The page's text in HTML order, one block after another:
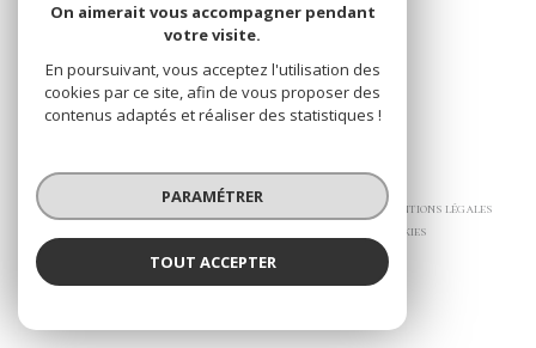
© 2026 | Tous droits réservés
Nos honoraires
Nos partenaires
Mentions légales
Cookies
On aimerait vous accompagner pendant
votre visite.
En poursuivant, vous acceptez l'utilisation des
cookies par ce site, afin de vous proposer des
contenus adaptés et réaliser des statistiques !
PARAMÉTRER
TOUT ACCEPTER